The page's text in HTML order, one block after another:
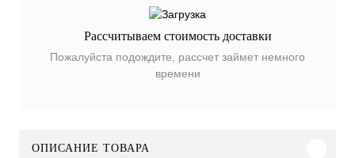
Рассчитываем стоимость доставки
Пожалуйста подождите, рассчет займет немного
времени
ОПИСАНИЕ ТОВАРА